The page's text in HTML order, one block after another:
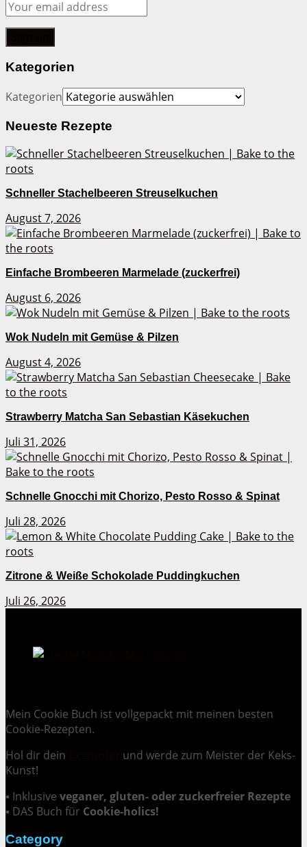
Kategorien
Kategorien
Neueste Rezepte
Schneller Stachelbeeren Streuselkuchen
August 7, 2026
Einfache Brombeeren Marmelade (zuckerfrei)
August 6, 2026
Wok Nudeln mit Gemüse & Pilzen
August 4, 2026
Strawberry Matcha San Sebastian Käsekuchen
Juli 31, 2026
Schnelle Gnocchi mit Chorizo, Pesto Rosso & Spinat
Juli 28, 2026
Zitrone & Weiße Schokolade Puddingkuchen
Juli 26, 2026
Mein Cookie Buch ist vollgepackt mit meinen besten
Cookie-Rezepten.
Hol dir dein
und werde zum Meister der Keks-
Kunst!
▪ Inklusive veganer, gluten- oder zuckerfreier Rezepte
▪ DAS Buch für Cookie-holics!
Category